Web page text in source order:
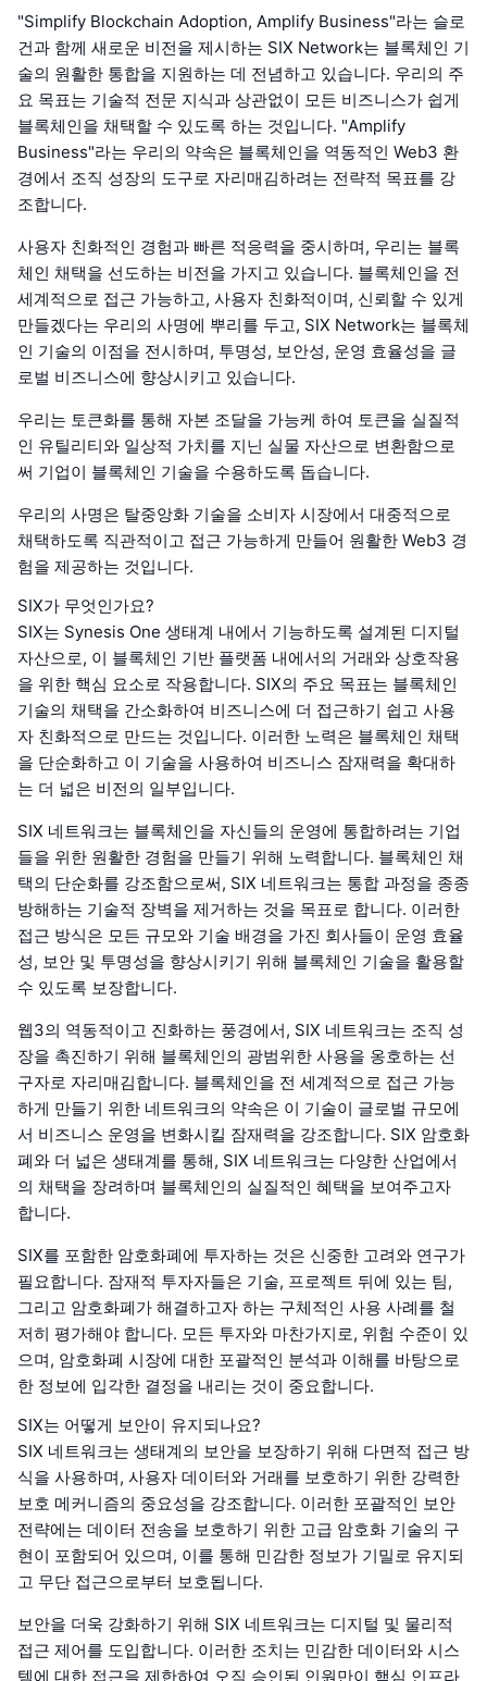
"Simplify Blockchain Adoption, Amplify Business"라는 슬로
건과 함께 새로운 비전을 제시하는 SIX Network는 블록체인 기
술의 원활한 통합을 지원하는 데 전념하고 있습니다. 우리의 주
요 목표는 기술적 전문 지식과 상관없이 모든 비즈니스가 쉽게
블록체인을 채택할 수 있도록 하는 것입니다. "Amplify
Business"라는 우리의 약속은 블록체인을 역동적인 Web3 환
경에서 조직 성장의 도구로 자리매김하려는 전략적 목표를 강
조합니다.
사용자 친화적인 경험과 빠른 적응력을 중시하며, 우리는 블록
체인 채택을 선도하는 비전을 가지고 있습니다. 블록체인을 전
세계적으로 접근 가능하고, 사용자 친화적이며, 신뢰할 수 있게
만들겠다는 우리의 사명에 뿌리를 두고, SIX Network는 블록체
인 기술의 이점을 전시하며, 투명성, 보안성, 운영 효율성을 글
로벌 비즈니스에 향상시키고 있습니다.
우리는 토큰화를 통해 자본 조달을 가능케 하여 토큰을 실질적
인 유틸리티와 일상적 가치를 지닌 실물 자산으로 변환함으로
써 기업이 블록체인 기술을 수용하도록 돕습니다.
우리의 사명은 탈중앙화 기술을 소비자 시장에서 대중적으로
채택하도록 직관적이고 접근 가능하게 만들어 원활한 Web3 경
험을 제공하는 것입니다.
SIX가 무엇인가요?
SIX는 Synesis One 생태계 내에서 기능하도록 설계된 디지털
자산으로, 이 블록체인 기반 플랫폼 내에서의 거래와 상호작용
을 위한 핵심 요소로 작용합니다. SIX의 주요 목표는 블록체인
기술의 채택을 간소화하여 비즈니스에 더 접근하기 쉽고 사용
자 친화적으로 만드는 것입니다. 이러한 노력은 블록체인 채택
을 단순화하고 이 기술을 사용하여 비즈니스 잠재력을 확대하
는 더 넓은 비전의 일부입니다.
SIX 네트워크는 블록체인을 자신들의 운영에 통합하려는 기업
들을 위한 원활한 경험을 만들기 위해 노력합니다. 블록체인 채
택의 단순화를 강조함으로써, SIX 네트워크는 통합 과정을 종종
방해하는 기술적 장벽을 제거하는 것을 목표로 합니다. 이러한
접근 방식은 모든 규모와 기술 배경을 가진 회사들이 운영 효율
성, 보안 및 투명성을 향상시키기 위해 블록체인 기술을 활용할
수 있도록 보장합니다.
웹3의 역동적이고 진화하는 풍경에서, SIX 네트워크는 조직 성
장을 촉진하기 위해 블록체인의 광범위한 사용을 옹호하는 선
구자로 자리매김합니다. 블록체인을 전 세계적으로 접근 가능
하게 만들기 위한 네트워크의 약속은 이 기술이 글로벌 규모에
서 비즈니스 운영을 변화시킬 잠재력을 강조합니다. SIX 암호화
폐와 더 넓은 생태계를 통해, SIX 네트워크는 다양한 산업에서
의 채택을 장려하며 블록체인의 실질적인 혜택을 보여주고자
합니다.
SIX를 포함한 암호화폐에 투자하는 것은 신중한 고려와 연구가
필요합니다. 잠재적 투자자들은 기술, 프로젝트 뒤에 있는 팀,
그리고 암호화폐가 해결하고자 하는 구체적인 사용 사례를 철
저히 평가해야 합니다. 모든 투자와 마찬가지로, 위험 수준이 있
으며, 암호화폐 시장에 대한 포괄적인 분석과 이해를 바탕으로
한 정보에 입각한 결정을 내리는 것이 중요합니다.
SIX는 어떻게 보안이 유지되나요?
SIX 네트워크는 생태계의 보안을 보장하기 위해 다면적 접근 방
식을 사용하며, 사용자 데이터와 거래를 보호하기 위한 강력한
보호 메커니즘의 중요성을 강조합니다. 이러한 포괄적인 보안
전략에는 데이터 전송을 보호하기 위한 고급 암호화 기술의 구
현이 포함되어 있으며, 이를 통해 민감한 정보가 기밀로 유지되
고 무단 접근으로부터 보호됩니다.
보안을 더욱 강화하기 위해 SIX 네트워크는 디지털 및 물리적
접근 제어를 도입합니다. 이러한 조치는 민감한 데이터와 시스
템에 대한 접근을 제한하여 오직 승인된 인원만이 핵심 인프라